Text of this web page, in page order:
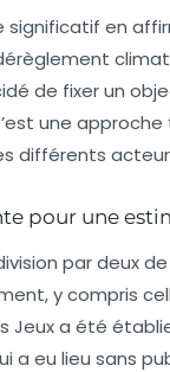
significatif en
de fixer un
une
différents
pour une
par deux
y compris
a été
a eu lieu sans